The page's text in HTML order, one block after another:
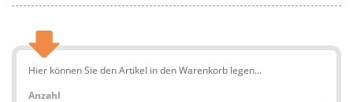
Hier können Sie den Artikel in den Warenkorb legen...
Anzahl